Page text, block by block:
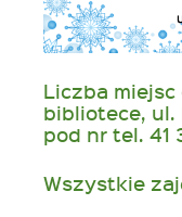
Liczba
bibliotece, ul.
pod nr tel. 41
Wszystkie